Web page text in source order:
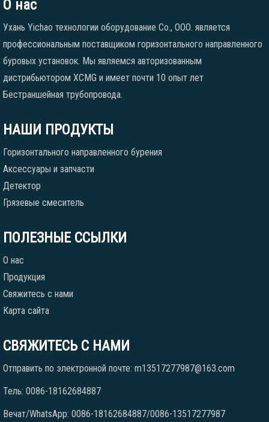
О нас
Ухань Yichao технологии оборудование Co., ООО. является
профессиональным поставщиком горизонтального направленного
буровых установок. Мы являемся авторизованным
дистрибьютором XCMG и имеет почти 10 опыт лет
Бестраншейная трубопровода.
НАШИ ПРОДУКТЫ
Горизонтального направленного бурения
Аксессуары и запчасти
Детектор
Грязевые смеситель
ПОЛЕЗНЫЕ ССЫЛКИ
О нас
Продукция
Свяжитесь с нами
Карта сайта
СВЯЖИТЕСЬ С НАМИ
Отправить по электронной почте: m13517277987@163.com
Тель: 0086-18162684887
Вечат/WhatsApp: 0086-18162684887/0086-13517277987